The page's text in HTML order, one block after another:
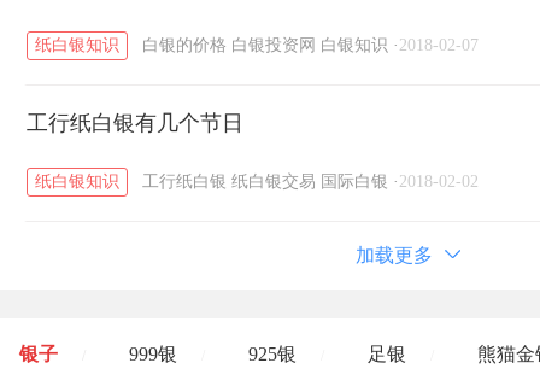
纸白银知识 白银的价格 白银投资网 白银知识 · 2018-02-07
工行纸白银有几个节日
纸白银知识 工行纸白银 纸白银交易 国际白银 · 2018-02-02
加载更多
银子 999银 925银 足银 熊猫金